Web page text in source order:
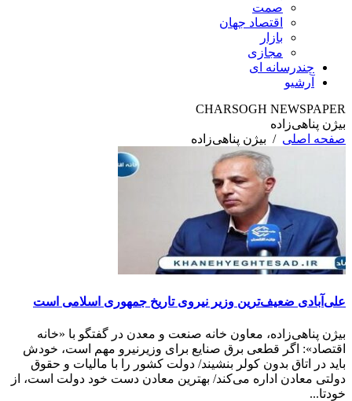
صمت
اقتصاد جهان
بازار
مجازی
چندرسانه ای
آرشیو
CHARSOGH NEWSPAPER
بیژن پناهی‌زاده
صفحه اصلی / بیژن پناهی‌زاده
علی‌آبادی ضعیف‌ترین وزیر نیروی تاریخ جمهوری اسلامی است
بیژن پناهی‌زاده، معاون خانه صنعت و معدن در گفتگو با «خانه
اقتصاد»: اگر قطعی برق صنایع برای وزیرنیرو مهم است، خودش
باید در اتاق بدون کولر بنشیند/ دولت کشور را با مالیات و حقوق
دولتی معادن اداره می‌کند/ بهترین معادن دست خود دولت است، از
خودتا...